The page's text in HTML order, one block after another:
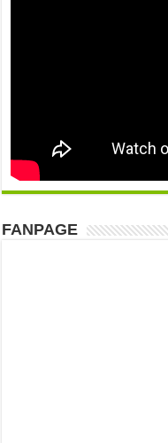
FANPAGE